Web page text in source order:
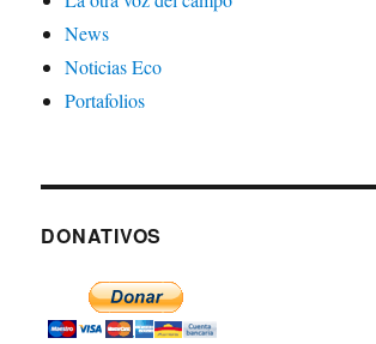
News
Noticias Eco
Portafolios
DONATIVOS